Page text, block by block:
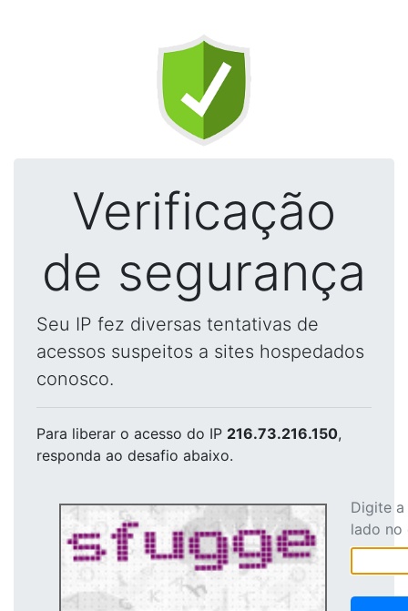
Verificação
de segurança
Seu IP fez diversas tentativas de
acessos suspeitos a sites hospedados
conosco.
Para liberar o acesso do IP 216.73.216.150,
responda ao desafio abaixo.
Digite
lado no